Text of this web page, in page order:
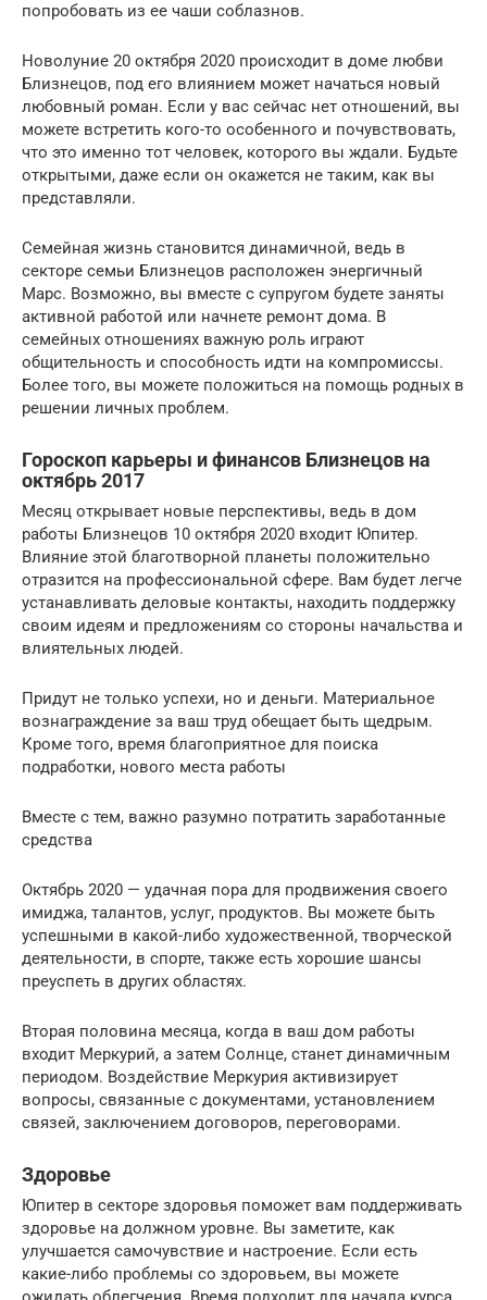
попробовать из ее чаши соблазнов.
Новолуние 20 октября 2020 происходит в доме любви
Близнецов, под его влиянием может начаться новый
любовный роман. Если у вас сейчас нет отношений, вы
можете встретить кого-то особенного и почувствовать,
что это именно тот человек, которого вы ждали. Будьте
открытыми, даже если он окажется не таким, как вы
представляли.
Семейная жизнь становится динамичной, ведь в
секторе семьи Близнецов расположен энергичный
Марс. Возможно, вы вместе с супругом будете заняты
активной работой или начнете ремонт дома. В
семейных отношениях важную роль играют
общительность и способность идти на компромиссы.
Более того, вы можете положиться на помощь родных в
решении личных проблем.
Гороскоп карьеры и финансов Близнецов на
октябрь 2017
Месяц открывает новые перспективы, ведь в дом
работы Близнецов 10 октября 2020 входит Юпитер.
Влияние этой благотворной планеты положительно
отразится на профессиональной сфере. Вам будет легче
устанавливать деловые контакты, находить поддержку
своим идеям и предложениям со стороны начальства и
влиятельных людей.
Придут не только успехи, но и деньги. Материальное
вознаграждение за ваш труд обещает быть щедрым.
Кроме того, время благоприятное для поиска
подработки, нового места работы
Вместе с тем, важно разумно потратить заработанные
средства
Октябрь 2020 — удачная пора для продвижения своего
имиджа, талантов, услуг, продуктов. Вы можете быть
успешными в какой-либо художественной, творческой
деятельности, в спорте, также есть хорошие шансы
преуспеть в других областях.
Вторая половина месяца, когда в ваш дом работы
входит Меркурий, а затем Солнце, станет динамичным
периодом. Воздействие Меркурия активизирует
вопросы, связанные с документами, установлением
связей, заключением договоров, переговорами.
Здоровье
Юпитер в секторе здоровья поможет вам поддерживать
здоровье на должном уровне. Вы заметите, как
улучшается самочувствие и настроение. Если есть
какие-либо проблемы со здоровьем, вы можете